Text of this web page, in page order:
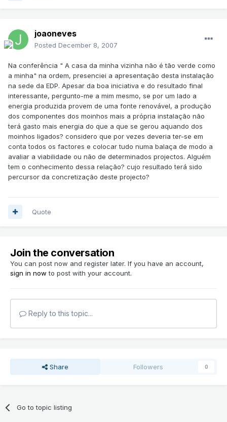
joaoneves
Posted December 8, 2007
Na conferência " A casa da minha vizinha não é tão verde como
a minha" na ordem, presenciei a apresentação desta instalação
na sede da EDP. Apesar da boa iniciativa e do resultado final
interessante, pergunto-me a mim mesmo, se por um lado a
energia produzida provem de uma fonte renovável, a produção
dos componentes dos moinhos mais a própria instalação não
terá gasto mais energia do que a que se gerou aquando dos
moinhos ligados? considero que por vezes deveria ter-se em
conta todos os factores e colocar tudo numa balaça de modo a
avaliar a viabilidade ou não de determinados projectos. Alguém
tem o conhecimento dessa relação? cujo resultado terá sido
percursor da concretização deste projecto?
Quote
Join the conversation
You can post now and register later. If you have an account,
sign in now to post with your account.
Reply to this topic...
Share Followers 0
Go to topic listing